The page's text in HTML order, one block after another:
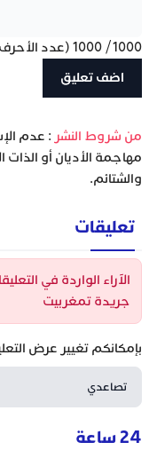
1000
/
1000 (عدد الأحرف
‫من شروط النشر : عدم
مهاجمة الأديان أو الذات
والشتائم.
تعليقات
الآراء الواردة في
جريدة تمغربيت
بإمكانكم تغيير عرض
24 ساعة